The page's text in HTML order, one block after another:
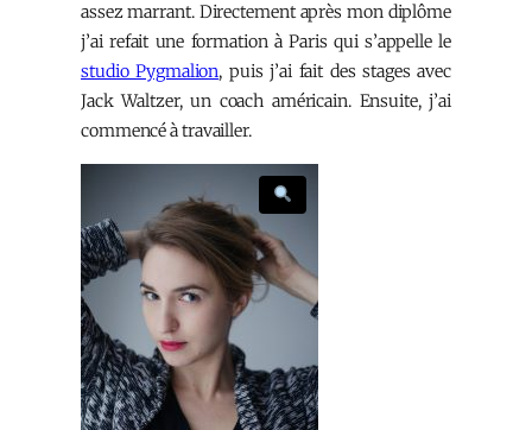
assez marrant. Directement après mon diplôme
j’ai refait une formation à Paris qui s’appelle le
studio Pygmalion, puis j’ai fait des stages avec
Jack Waltzer, un coach américain. Ensuite, j’ai
commencé à travailler.